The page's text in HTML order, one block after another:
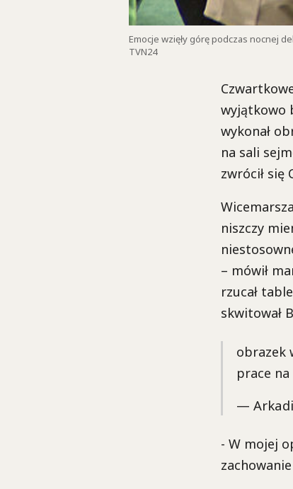
Emocje wzięły górę podczas nocnej
TVN24
wyjątkowo
wykonał
na sali
zwrócił się
niszczy
– mówił
rzucał
skwitował
obrazek
prace
—
- W mojej